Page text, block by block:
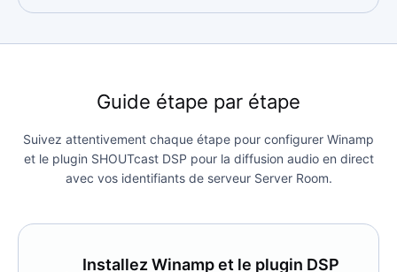
Guide étape par étape
Suivez attentivement chaque étape pour configurer Winamp
et le plugin SHOUTcast DSP pour la diffusion audio en direct
avec vos identifiants de serveur Server Room.
Installez Winamp et le plugin DSP